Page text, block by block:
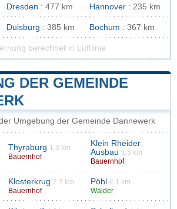
Dresden : 477 km Hannover : 235 km
Duisburg : 385 km Bochum : 367 km
berechnet in Luftlinie
DER GEMEINDE
Umgebung der Gemeinde Dannewerk
Thyraburg 1.3 km
Bauernhof
Klein Rheider
Ausbau 1.5 km
Bauernhof
Klosterkrug 2.7 km
Bauernhof
Pöhl
4.1 km
Wälder